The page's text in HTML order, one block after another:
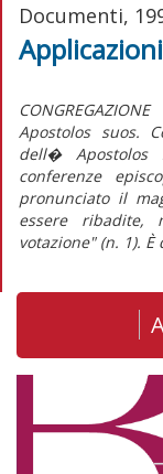
Documenti,
Apostolos suos.
dell� Apostolos
conferenze
pronunciato il
essere ribadite,
votazione" (n. 1).